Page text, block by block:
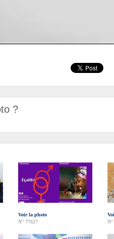
?
Voir la photo
N° 77627
N°